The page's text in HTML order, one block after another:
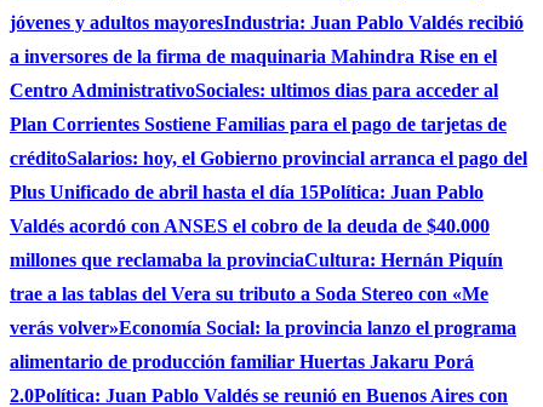
jóvenes y adultos mayoresIndustria: Juan Pablo Valdés recibió
a inversores de la firma de maquinaria Mahindra Rise en el
Centro AdministrativoSociales: ultimos dias para acceder al
Plan Corrientes Sostiene Familias para el pago de tarjetas de
créditoSalarios: hoy, el Gobierno provincial arranca el pago del
Plus Unificado de abril hasta el día 15Política: Juan Pablo
Valdés acordó con ANSES el cobro de la deuda de $40.000
millones que reclamaba la provinciaCultura: Hernán Piquín
trae a las tablas del Vera su tributo a Soda Stereo con «Me
verás volver»Economía Social: la provincia lanzo el programa
alimentario de producción familiar Huertas Jakaru Porá
2.0Política: Juan Pablo Valdés se reunió en Buenos Aires con